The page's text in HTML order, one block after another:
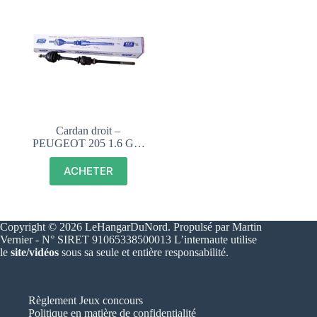
Cardan droit –
PEUGEOT 205 1.6 GTI
CTI, DTURBO, DIESEL
– 327369
ACHETER
Copyright © 2026 LeHangarDuNord. Propulsé par Martin
Vernier - N° SIRET 91065338500013 L’internaute utilise
le site/vidéos sous sa seule et entière responsabilité.
Règlement Jeux concours
Politique en matière de confidentialité